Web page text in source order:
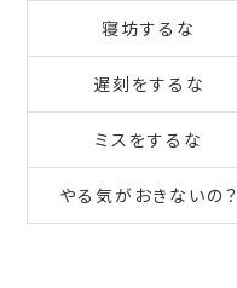
寝坊するな
遅刻をするな
ミスをするな
やる気がおきないの？